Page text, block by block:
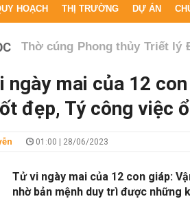
HOẠCH THỊ TRƯỜNG DỰ ÁN
Thờ cúng Phong thủy Triết lý
ngày mai của 12
đẹp, Tý công việc
01:00 | 28/06/2023
Tử vi ngày mai của 12 con giáp:
nhờ bản mệnh duy trì được những